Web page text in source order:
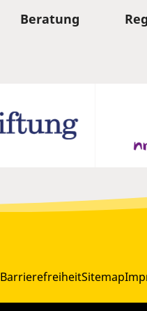
Beratung
BarrierefreiheitSitemap